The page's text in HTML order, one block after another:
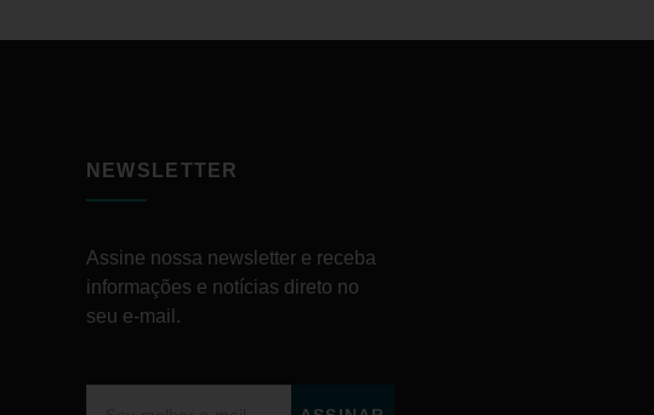
NEWSLETTER
Assine nossa newsletter e receba
informações e notícias direto no
seu e-mail.